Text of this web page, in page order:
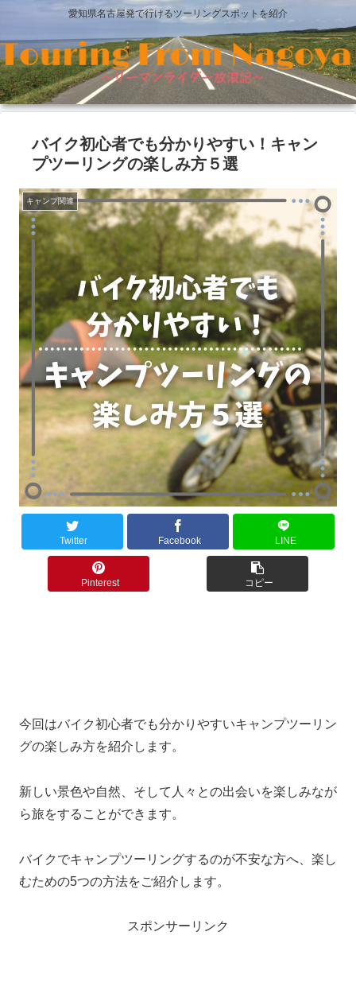
愛知県名古屋発で行けるツーリングスポットを紹介
バイク初心者でも分かりやすい！キャン
プツーリングの楽しみ方５選
キャンプ関連
Twitter Facebook LINE
Pinterest コピー
今回はバイク初心者でも分かりやすいキャンプツーリン
グの楽しみ方を紹介します。
新しい景色や自然、そして人々との出会いを楽しみなが
ら旅をすることができます。
バイクでキャンプツーリングするのが不安な方へ、楽し
むための5つの方法をご紹介します。
スポンサーリンク